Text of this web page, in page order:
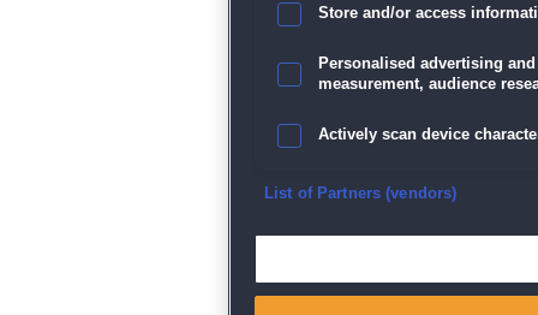
Store and/or access
Personalised advertising
measurement, audience
Actively scan device
Ensure security, prevent
List of Partners (vendors)